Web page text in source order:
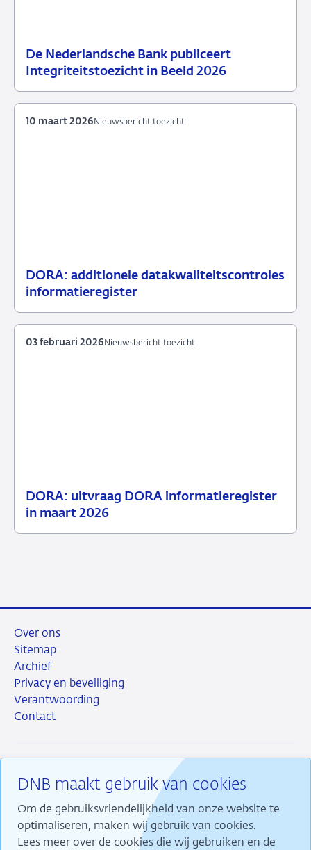
De Nederlandsche Bank publiceert
Integriteitstoezicht in Beeld 2026
10
Nieuwsbericht
DORA: additionele datakwaliteitscontroles
informatieregister
10
Nieuwsbericht
Nieuwsbericht toezicht
10 maart 2026
DORA: uitvraag DORA informatieregister
in maart 2026
03
Nieuwsbericht
Nieuwsbericht toezicht
03 februari 2026
DNB maakt gebruik van cookies
Om de gebruiksvriendelijkheid van onze website te
optimaliseren, maken wij gebruik van cookies.
Lees meer over de cookies die wij gebruiken en de
Over ons
Sitemap
Archief
Privacy en beveiliging
Verantwoording
Contact
RSS InstagramLinkedin
X